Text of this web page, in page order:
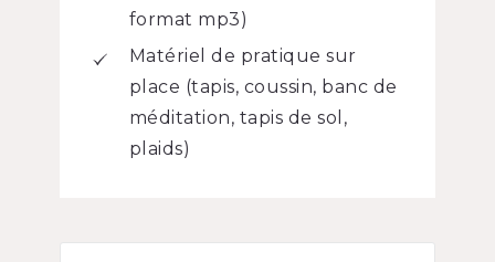
format mp3)
Matériel de pratique sur
place (tapis, coussin, banc de
méditation, tapis de sol,
plaids)